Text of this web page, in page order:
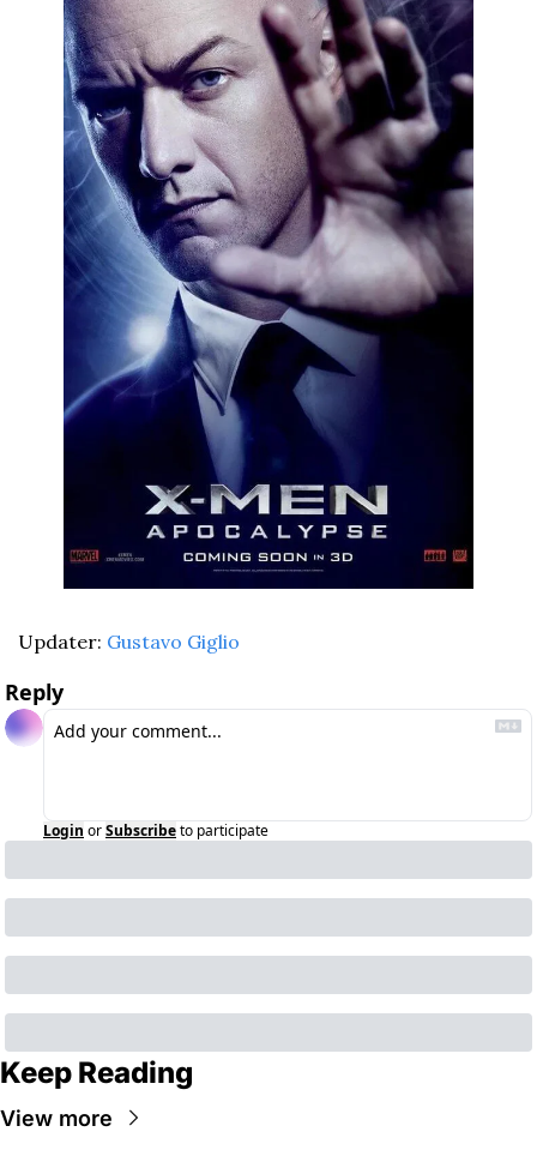
Updater: Gustavo Giglio
Reply
Login orSubscribeto participate
Keep Reading
View more